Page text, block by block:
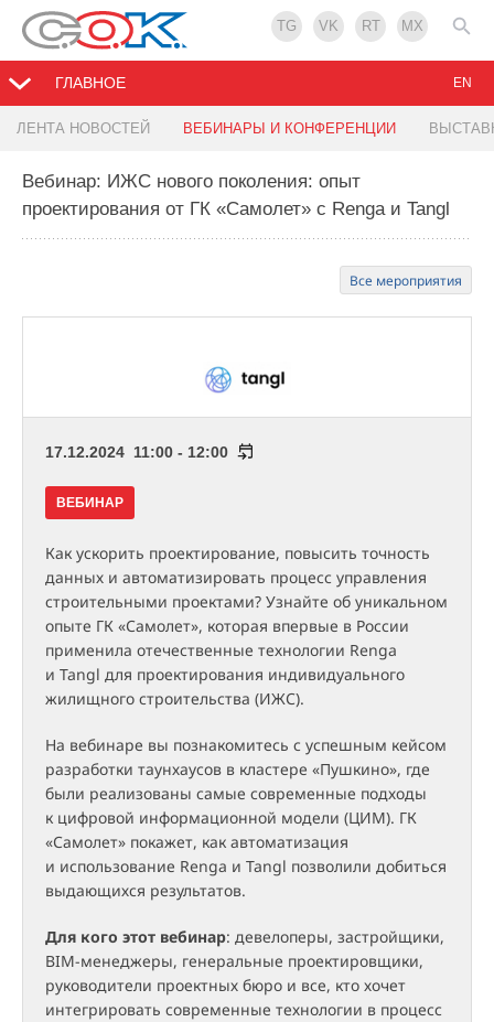
TG VK RT MX
ГЛАВНОЕ
ЛЕНТА НОВОСТЕЙ ВЕБИНАРЫ И КОНФЕРЕНЦИИ
EN
Вебинар: ИЖС нового поколения: опыт
проектирования от ГК «Самолет» с Renga и Tangl
Все мероприятия
17.12.2024 11:00 - 12:00
ВЕБИНАР
Как ускорить проектирование, повысить точность
данных и автоматизировать процесс управления
строительными проектами? Узнайте об уникальном
опыте ГК «Самолет», которая впервые в России
применила отечественные технологии Renga
и Tangl для проектирования индивидуального
жилищного строительства (ИЖС).
На вебинаре вы познакомитесь с успешным кейсом
разработки таунхаусов в кластере «Пушкино», где
были реализованы самые современные подходы
к цифровой информационной модели (ЦИМ). ГК
«Самолет» покажет, как автоматизация
и использование Renga и Tangl позволили добиться
выдающихся результатов.
Для кого этот вебинар: девелоперы, застройщики,
BIM-менеджеры, генеральные проектировщики,
руководители проектных бюро и все, кто хочет
интегрировать современные технологии в процесс